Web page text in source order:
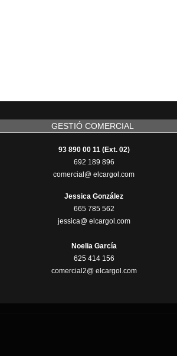
GESTIÓ COMERCIAL
93 890 00 11 (Ext. 02)
692 189 896
comercial@ elcargol.com
Jessica González
665 785 562
jessica@ elcargol.com
Noelia García
625 414 156
comercial2@ elcargol.com